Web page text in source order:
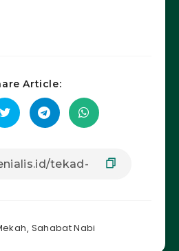
Article:
, Sahabat Nabi